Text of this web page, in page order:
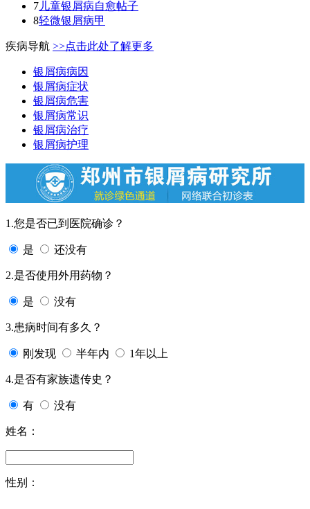
7 儿童银屑病自愈帖子
8轻微银屑病甲
疾病导航 >>点击此处了解更多
银屑病病因
银屑病症状
银屑病危害
银屑病常识
银屑病治疗
银屑病护理
1.您是否已到医院确诊？
是 还没有
2.是否使用外用药物？
是 没有
3.患病时间有多久？
刚发现 半年内 1年以上
4.是否有家族遗传史？
有 没有
姓名：
性别：